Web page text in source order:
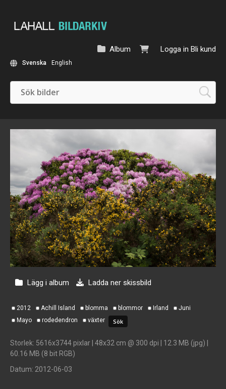
Logga in Bli kund
Album
Svenska English
Lägg i album Ladda ner skissbild
2012 Achill Island blomma blommor Irland
Juni
Mayo
rodedendron växter
Storlek: 5616x3744 pixlar | 48x32 cm @ 300 dpi | 12.3 MB (jpg) |
60.16 MB (8 bit RGB)
Datum: 2012-06-03